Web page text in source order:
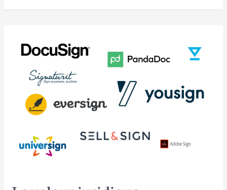
valeur
juridique
d’une
signature
électronique